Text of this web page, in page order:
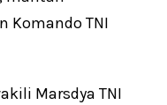
Komando TNI
Marsdya TNI